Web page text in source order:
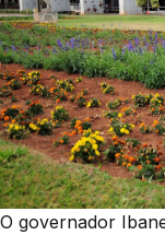
O governador